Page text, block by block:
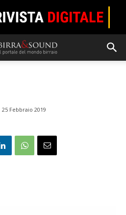
25 Febbraio 2019